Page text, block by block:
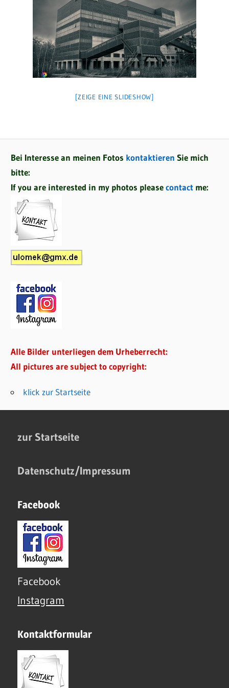
[ZEIGE EINE SLIDESHOW]
Bei Interesse an meinen Fotos kontaktieren Sie mich
bitte:
If you are interested in my photos pleasecontact me:
Alle Bilder unterliegen dem Urheberrecht:
All pictures are subject to copyright:
klick zur Startseite
zur Startseite
Datenschutz/Impressum
Facebook
Facebook
Instagram
Kontaktformular